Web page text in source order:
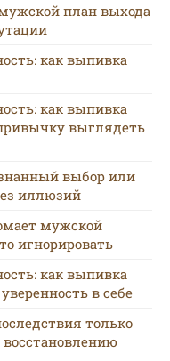
план выхода
как выпивка
как выпивка
выглядеть
выбор или
иллюзий
мужской
игнорировать
как выпивка
в себе
только